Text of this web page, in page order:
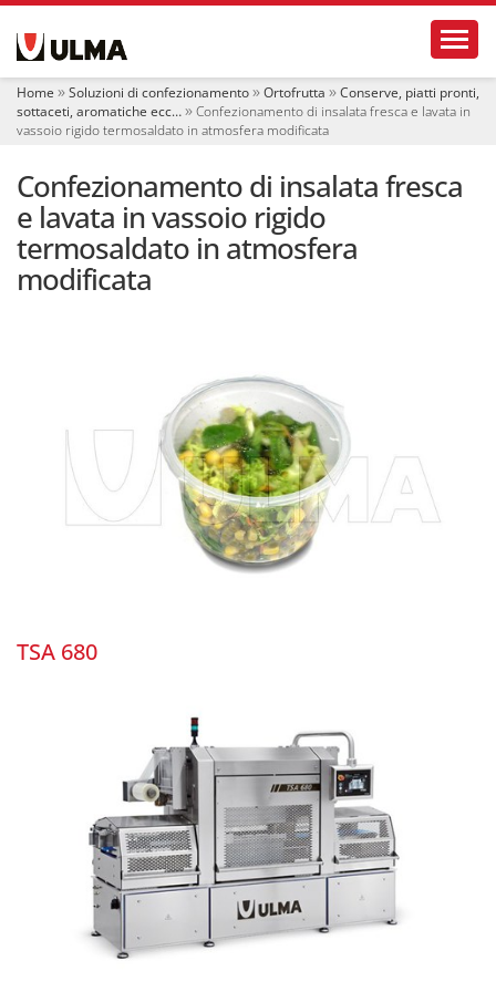
i
Home Soluzioni di confezionamento Ortofrutta
Conserve, piatti pronti,
sottaceti, aromatiche ecc…
Confezionamento di insalata fresca e lavata in
vassoio rigido termosaldato in atmosfera modificata
Confezionamento di insalata fresca
e lavata in vassoio rigido
termosaldato in atmosfera
modificata
TSA 680